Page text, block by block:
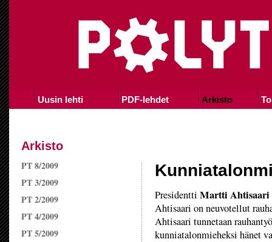
Uusin lehti PDF-lehdet Arkisto
Arkisto
PT 8/2009
PT 3/2009
PT 2/2009
PT 4/2009
PT 5/2009
Presidentti Martti Ahtisaari
Ahtisaari on neuvotellut
Ahtisaari tunnetaan
kunniatalonmieheksi hänet